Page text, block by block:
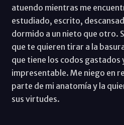
atuendo mientras me
estudiado, escrito,
dormido a un nieto que otro.
que te quieren tirar a la
que tiene los codos gastados
impresentable. Me niego en
parte de mi anatomía y la
sus virtudes.